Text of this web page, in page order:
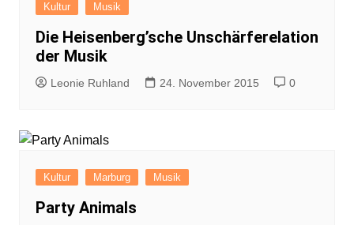
Kultur Musik
Die Heisenberg’sche Unschärferelation
der Musik
Leonie Ruhland 24. November 2015 0
Kultur Marburg Musik
Party Animals